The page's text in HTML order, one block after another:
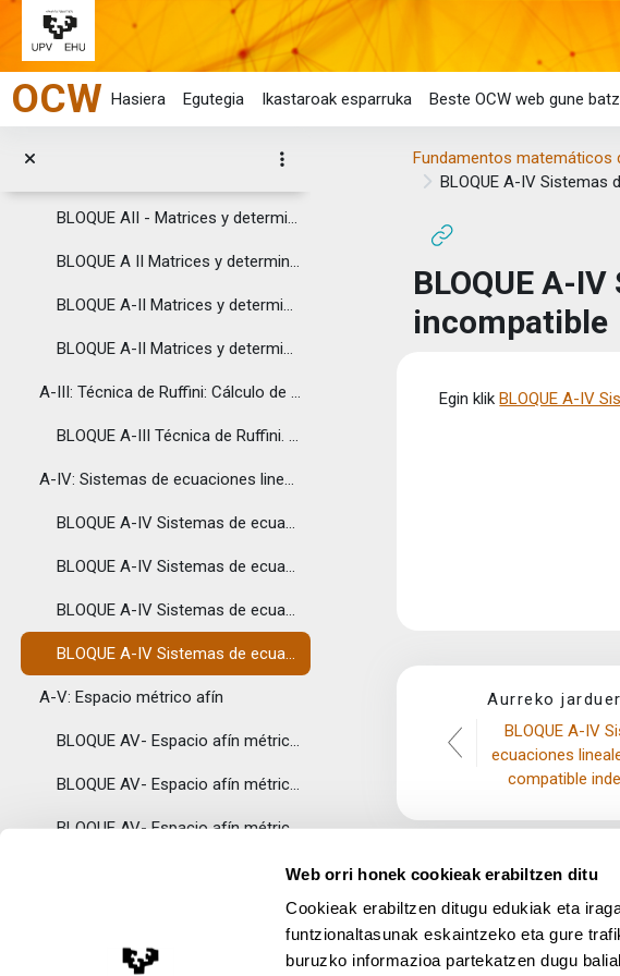
Web orri honek cookieak erabiltzen ditu
Cookieak erabiltzen ditugu edukiak eta
funtzionaltasunak eskaintzeko eta gure
buruzko informazioa partekatzen dugu
Joan eduki nagusira zuzenean
OCW Hasiera Egutegia Ikastaroak esparruka Beste OCW web gune
A-I: Principales conjuntos de números
A-II: Matrices y determinantes
BLOQUE AII - Matrices y determinantes - Determinante
BLOQUE A II Matrices y determinantes - Matriz adjunta
BLOQUE A-II Matrices y determinantes - Determinante, desarrollo por una línea
BLOQUE A-II Matrices y determinantes - Inversa
A-III: Técnica de Ruffini: Cálculo de raíces de po...
BLOQUE A-III Técnica de Ruffini. Cálculo de las raíces de un polinomio
A-IV: Sistemas de ecuaciones lineales
BLOQUE A-IV Sistemas de ecuaciones lineales - Sistema compatible determinado (Método de Gauss)
BLOQUE A-IV Sistemas de ecuaciones lineales - Sistema compatible determinado (Regla de Cramer)
BLOQUE A-IV Sistemas de ecuaciones lineales - Sistema compatible indeterminado
BLOQUE A-IV Sistemas de ecuaciones lineales - Sistema incompatible
A-V: Espacio métrico afín
BLOQUE AV- Espacio afín métrico - Ecuación del plano
BLOQUE AV- Espacio afín métrico - Ecuación de la recta
BLOQUE AV- Espacio afín métrico - Distancia entre punto y recta
BLOQUE AV- Espacio afín métrico - Distancia entre punto y plano
LECTURAS RECOMENDADAS Y OTROS RECURSOS
Lecturas recomendadas y otros recursos
Fundamentos matemáticos
BLOQUE A-IV Sistemas
BLOQUE A-
incompatible
Egin klikBLOQUE A-IV
Aurreko
BLOQUE A-IV
ecuaciones
compatible
Lege Oharra App